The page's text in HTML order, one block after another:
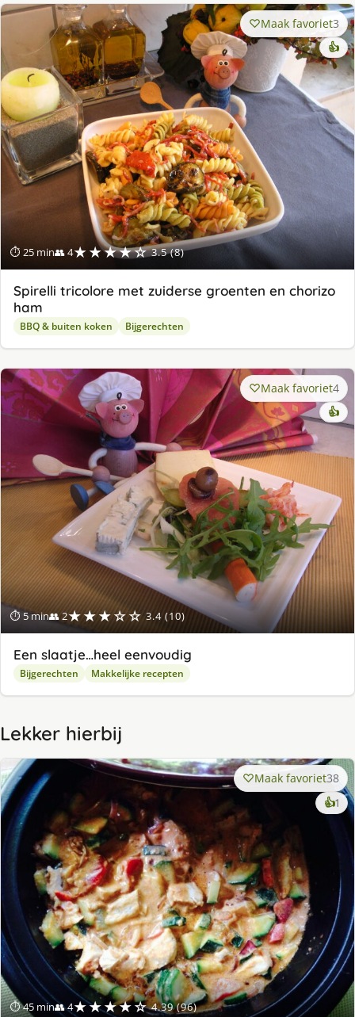
⏱ 25 min👥 4★★★★☆ 3.5 (8)
Maak favoriet3
👍
Spirelli tricolore met zuiderse groenten en chorizo
ham
BBQ & buiten koken Bijgerechten
⏱ 5 min👥 2★★★☆☆ 3.4 (10)
Maak favoriet4
👍
Een slaatje…heel eenvoudig
Bijgerechten Makkelijke recepten
Lekker hierbij
⏱ 45 min👥 4★★★★☆ 4.39 (96)
Maak favoriet38
👍1